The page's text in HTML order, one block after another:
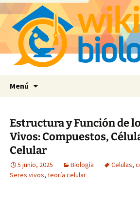
Menú
Estructura y Función de
Vivos: Compuestos,
Celular
5 junio, 2025 Biología Celulas,
Seres vivos, teoría celular